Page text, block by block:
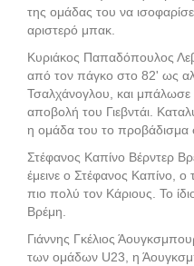
της ομάδας του να
αριστερό μπακ.
Κυριάκος Παπαδόπουλος
από τον πάγκο στο 82' ως
Τσαλχάνογλου, και μπάλωσε
αποβολή του Γιεβντάι.
η ομάδα του το προβάδισμα
Στέφανος Καπίνο Βέρντερ
έμεινε ο Στέφανος Καπίνο, ο
πιο πολύ τον Κάριους. Το
Βρέμη.
Γιάννης Γκέλιος
των ομάδων U23, η